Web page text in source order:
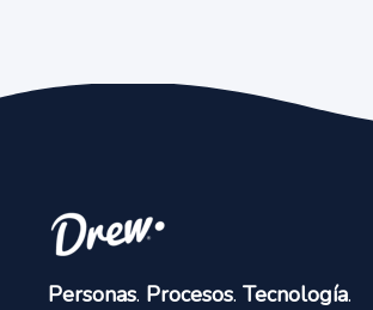
Personas. Procesos. Tecnología.